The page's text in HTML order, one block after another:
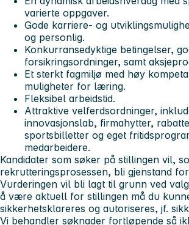
varierte oppgaver.
Gode karriere- og
og personlig.
Konkurransedyktige betingelser,
forsikringsordninger, samt
Et sterkt fagmiljø med høy
muligheter for læring.
Fleksibel arbeidstid.
Attraktive velferdsordninger,
innovasjonslab, firmahytter,
sportsbilletter og eget
medarbeidere.
Kandidater som søker på stillingen vil,
rekrutteringsprosessen, bli gjenstand
Vurderingen vil bli lagt til grunn ved
å være aktuell for stillingen må du
sikkerhetsklareres og autoriseres, jf.
Vi behandler søknader fortløpende så